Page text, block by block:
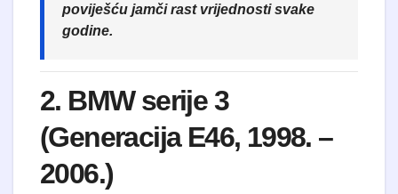
poviješću jamči rast vrijednosti svake
godine.
2. BMW serije 3
(Generacija E46, 1998. –
2006.)